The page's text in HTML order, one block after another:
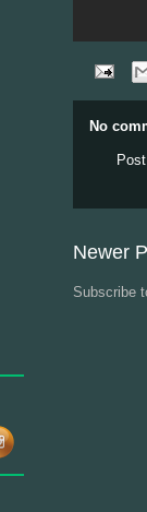
No
Newer
Subscribe